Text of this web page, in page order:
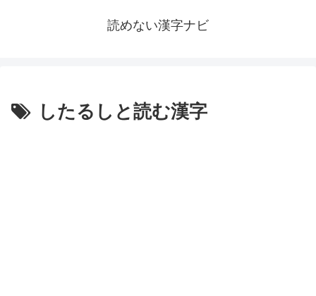
読めない漢字ナビ
したるしと読む漢字